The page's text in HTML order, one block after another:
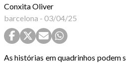
Conxita Oliver
barcelona - 03/04/25
As histórias em quadrinhos podem